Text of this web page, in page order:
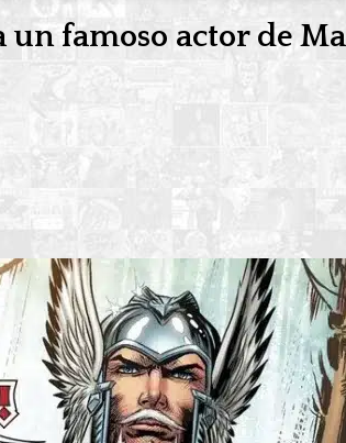
un famoso actor de